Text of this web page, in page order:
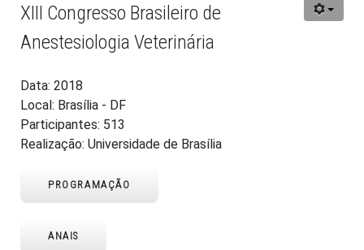
XIII Congresso Brasileiro de
Anestesiologia Veterinária
Data: 2018
Local: Brasília - DF
Participantes: 513
Realização: Universidade de Brasília
PROGRAMAÇÃO
ANAIS